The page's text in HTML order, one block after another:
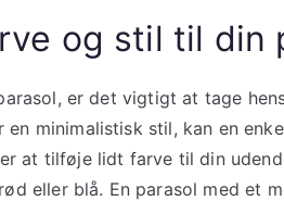
og stil til din
er det vigtigt at tage
minimalistisk stil, kan en
at tilføje lidt farve til din
eller blå. En parasol med et